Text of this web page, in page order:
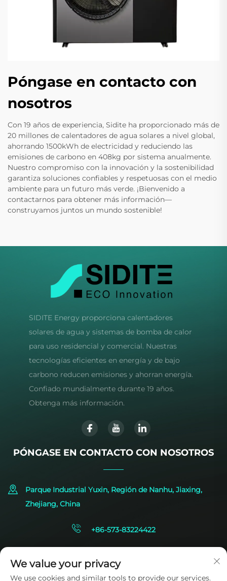
Póngase en contacto con
nosotros
Con 19 años de experiencia, Sidite ha proporcionado más de
20 millones de calentadores de agua solares a nivel global,
ahorrando 1500kWh de electricidad y reduciendo las
emisiones de carbono en 408kg por sistema anualmente.
Nuestro compromiso con la innovación y la sostenibilidad
garantiza soluciones confiables y respetuosas con el medio
ambiente para un futuro más verde. ¡Bienvenido a
contactarnos para obtener más información—
construyamos juntos un mundo sostenible!
SIDITE Energy proporciona calentadores
solares de agua y sistemas de bomba de calor
para uso residencial y comercial. Nuestras
tecnologías eficientes en energía y de bajo
carbono reducen emisiones y ahorran energía.
Confiado mundialmente durante 19 años.
Obtenga más información.
PÓNGASE EN CONTACTO CON NOSOTROS
Parque Industrial Yuxin, Región de Nanhu, Jiaxing,
Zhejiang, China
+86-573-83224422
We value your privacy
We use cookies and similar tools to provide our services.